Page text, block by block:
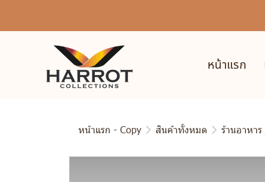
หน้าแรก
หน้าแรก - Copy สินค้าทั้งหมด ร้านอาหาร